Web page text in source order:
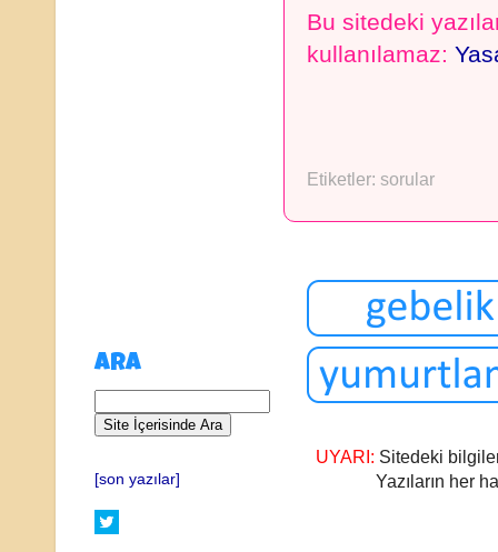
Bu sitedeki
kullanılamaz:
Etiketler: sorular
UYARI: Sitedeki
Yazıların her
ARA
[son yazılar]